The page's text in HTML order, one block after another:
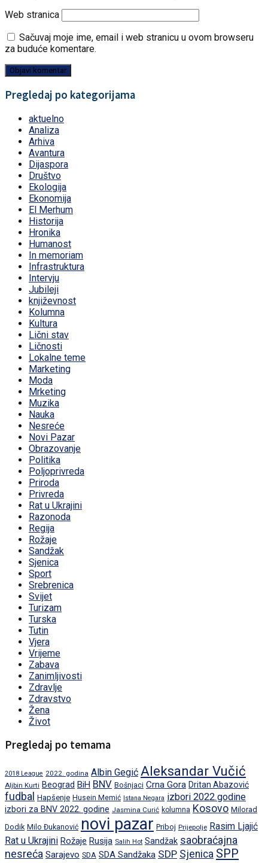
Web stranica
Sačuvaj moje ime, email i web stranicu u ovom browseru
za buduće komentare.
Pregledaj po kategorijama
aktuelno
Analiza
Arhiva
Avantura
Dijaspora
Društvo
Ekologija
Ekonomija
El Merhum
Historija
Hronika
Humanost
In memoriam
Infrastruktura
Intervju
Jubileji
književnost
Kolumna
Kultura
Lični stav
Ličnosti
Lokalne teme
Marketing
Moda
Mrketing
Muzika
Nauka
Nesreće
Novi Pazar
Obrazovanje
Politika
Poljoprivreda
Priroda
Privreda
Rat u Ukrajini
Razonoda
Regija
Rožaje
Sandžak
Sjenica
Sport
Srebrenica
Svijet
Turizam
Turska
Tutin
Vjera
Vrijeme
Zabava
Zanimljivosti
Zdravlje
Zdravstvo
Žena
Život
Pregledaj po temama
2018 League 2022. godina Albin Gegić Aleksandar Vučić
Aljbin Kurti Beograd BiH BNV Bošnjaci Crna Gora Dritan Abazović
fudbal Hapšenje Husein Memić Istana Negara izbori 2022.godine
izbori za BNV 2022. godine Jasmina Curić kolumna Kosovo Milorad
Dodik Milo Đukanović novi pazar Priboj Prijepolje Rasim Ljajić
Rat u Ukrajini Rožaje Rusija Salih Hot Sandžak saobraćajna
nesreća Sarajevo SDA SDA Sandžaka SDP Sjenica SPP